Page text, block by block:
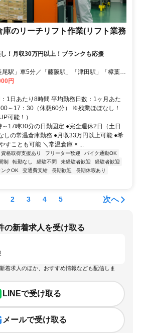
庫のリーチリフト作業(リフト業務
！月収30万円以上！ブランクも応援
駅」車5分／「藤阪駅」「津田駅」「樟葉
駅」「松井山手駅」からも車で10分以内に
円
1日あたり8時間 平均勤務日数：1ヶ月あた
～17：30（休憩60分） ※残業ほぼなし！
可能！）
～17時30分の日勤固定 ●完全週休2日（土日
しの常温倉庫勤務 ●月収33万円以上可能 ●希
すことも可能 ＼常温倉庫 × ...
資格取得支援あり フリーター歓迎
バイク通勤OK
制 転勤なし 経験不問 未経験者歓迎
経験者歓迎
ンクOK 交通費支給 長期歓迎
長期休暇あり
2 3 4 5 次へ
の新着求人を受け取る
着求人のほか、おすすめ情報なども配信しま
LINEで受け取る
メールで受け取る